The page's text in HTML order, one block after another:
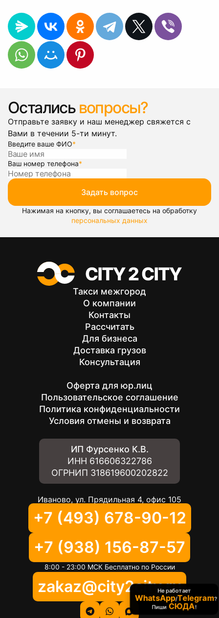
Остались вопросы?
Отправьте заявку и наш менеджер свяжется с
Вами в течении 5-ти минут.
Введите ваше ФИО*
Ваш номер телефона*
Задать вопрос
Нажимая на кнопку, вы соглашаетесь на обработку
персональных данных
Такси межгород
О компании
Контакты
Рассчитать
Для бизнеса
Доставка грузов
Консультация
Оферта для юр.лиц
Пользовательское соглашение
Политика конфиденциальности
Условия отмены и возврата
ИП Фурсенко К.В.
ИНН 616606322786
ОГРНИП 318619600202822
Иваново, ул. Прядильная 4, офис 105
+7 (493) 678-90-12
+7 (938) 156-87-57
8:00 - 23:00 МСК Бесплатно по России
zakaz@city2city.ru
Не работает
WhatsApp/Telegram?
Пиши СЮДА!